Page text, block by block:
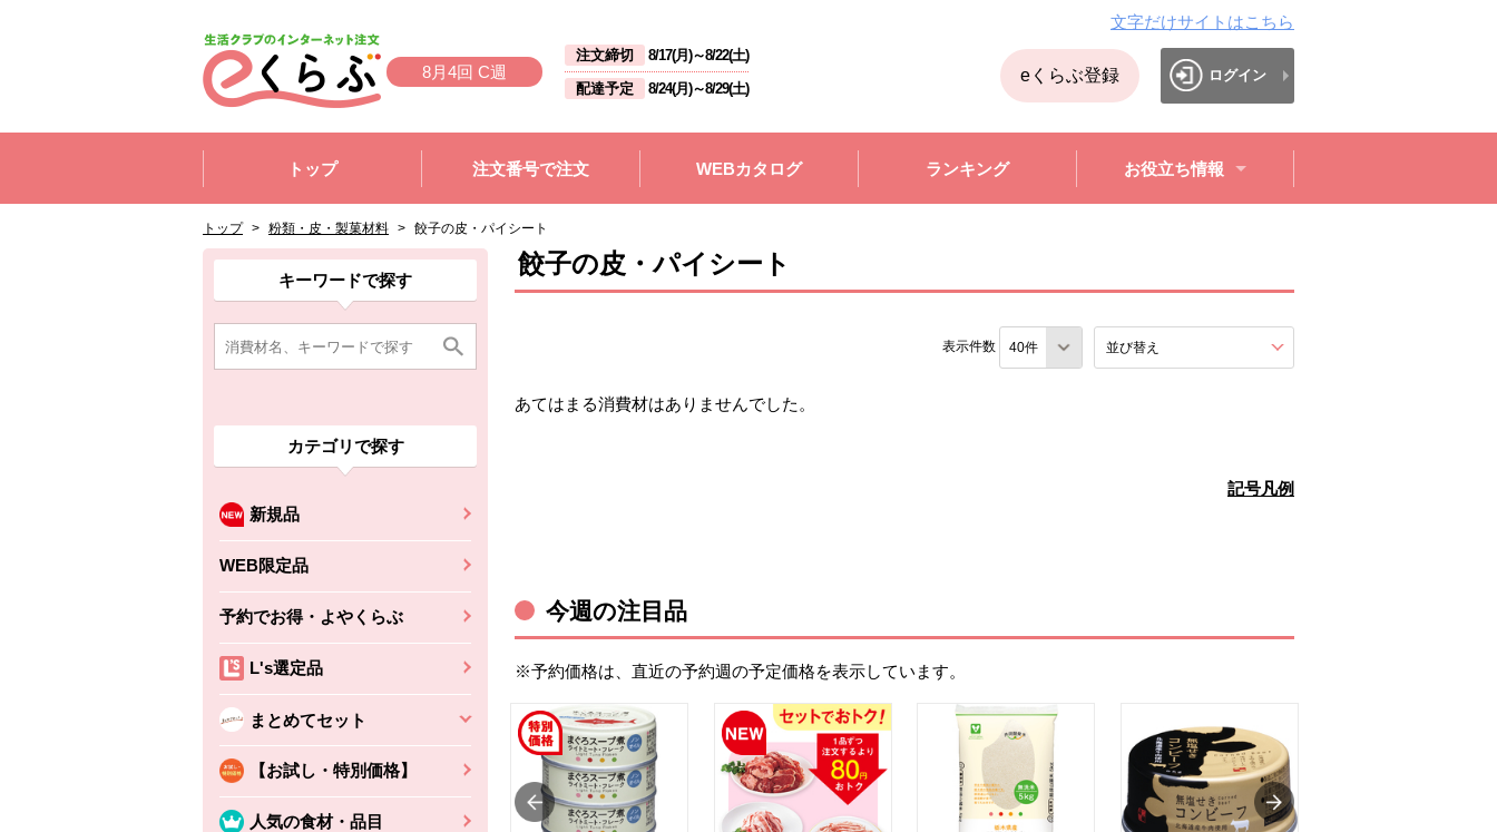
8月4回 C週
注文締切 8/17(月)～8/22(土)
配達予定
8/24(月)～8/29(土)
文字だけサイトはこちら
eくらぶ登録 ログイン
トップ
注文番号で注文 WEBカタログ ランキング お役立ち情報
トップ > 粉類・皮・製菓材料 > 餃子の皮・パイシート
ここから消費材検索メニューです。
キーワードで探す
カテゴリで探す
新規品
WEB限定品
予約でお得・よやくらぶ
L's選定品
まとめてセット
【お試し・特別価格】
人気の食材・品目
消費材検索メニューここまで。
ここから本文です。
ここから組合員向けメニューです。
組合員向けメニューここまで。
ここから本文です。 餃子の皮・パイシート
表示件数 並び替え
あてはまる消費材はありませんでした。
記号凡例
今週の注目品
※予約価格は、直近の予約週の予定価格を表示しています。